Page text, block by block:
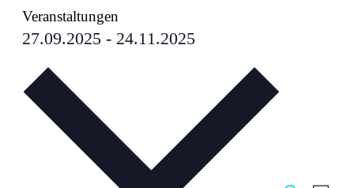
Veranstaltungen
27.09.2025 - 24.11.2025
auswählen.